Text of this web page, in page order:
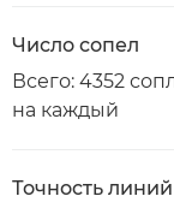
Число сопел
Всего: 4352
на каждый
Точность линий